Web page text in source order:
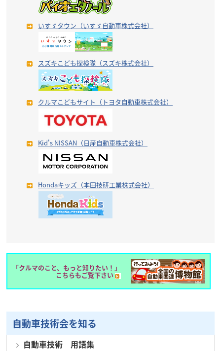
いすゞタウン（いすゞ自動車株式会社）
スズキこども探検隊（スズキ株式会社）
クルマこどもサイト（トヨタ自動車株式会社）
Kid's NISSAN（日産自動車株式会社）
Hondaキッズ（本田技研工業株式会社）
「クルマのこと、もっと知りたい！」
こちらもご覧下さい
自動車技術会を知る
自動車技術 用語集